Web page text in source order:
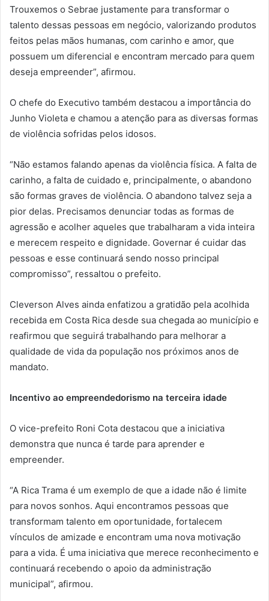
Trouxemos o Sebrae justamente para transformar o
talento dessas pessoas em negócio, valorizando produtos
feitos pelas mãos humanas, com carinho e amor, que
possuem um diferencial e encontram mercado para quem
deseja empreender”, afirmou.
O chefe do Executivo também destacou a importância do
Junho Violeta e chamou a atenção para as diversas formas
de violência sofridas pelos idosos.
“Não estamos falando apenas da violência física. A falta de
carinho, a falta de cuidado e, principalmente, o abandono
são formas graves de violência. O abandono talvez seja a
pior delas. Precisamos denunciar todas as formas de
agressão e acolher aqueles que trabalharam a vida inteira
e merecem respeito e dignidade. Governar é cuidar das
pessoas e esse continuará sendo nosso principal
compromisso”, ressaltou o prefeito.
Cleverson Alves ainda enfatizou a gratidão pela acolhida
recebida em Costa Rica desde sua chegada ao município e
reafirmou que seguirá trabalhando para melhorar a
qualidade de vida da população nos próximos anos de
mandato.
Incentivo ao empreendedorismo na terceira idade
O vice-prefeito Roni Cota destacou que a iniciativa
demonstra que nunca é tarde para aprender e
empreender.
“A Rica Trama é um exemplo de que a idade não é limite
para novos sonhos. Aqui encontramos pessoas que
transformam talento em oportunidade, fortalecem
vínculos de amizade e encontram uma nova motivação
para a vida. É uma iniciativa que merece reconhecimento e
continuará recebendo o apoio da administração
municipal”, afirmou.